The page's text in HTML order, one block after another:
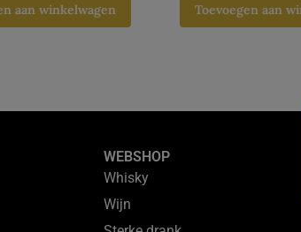
aan winkelwagen Toevoegen aan
WEBSHOP
Whisky
Wijn